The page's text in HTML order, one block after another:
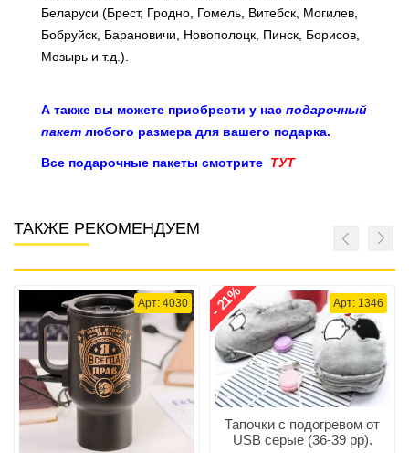
Беларуси (Брест, Гродно, Гомель, Витебск, Могилев,
Бобруйск, Барановичи, Новополоцк, Пинск, Борисов,
Мозырь и т.д.).
А также вы можете приобрести у нас подарочный
пакет любого размера для вашего подарка.
Все подарочные пакеты смотрите ТУТ
ТАКЖЕ РЕКОМЕНДУЕМ
Арт: 4030 Арт: 1346
Тапочки с подогревом от
USB серые (36-39 рр).
- 21%